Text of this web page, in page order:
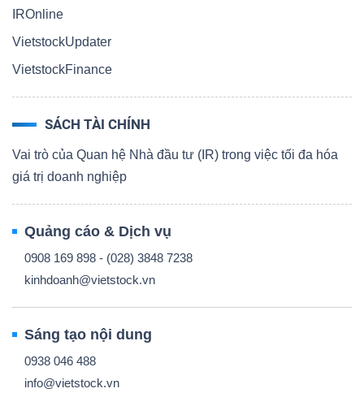
IROnline
VietstockUpdater
VietstockFinance
SÁCH TÀI CHÍNH
Vai trò của Quan hệ Nhà đầu tư (IR) trong việc tối đa hóa
giá trị doanh nghiệp
Quảng cáo & Dịch vụ
0908 169 898 - (028) 3848 7238
kinhdoanh@vietstock.vn
Sáng tạo nội dung
0938 046 488
info@vietstock.vn